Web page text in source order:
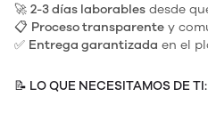
🚀 2-3 días laborables desde
📋 Proceso transparente y
✅ Entrega garantizada en el
📝 LO QUE NECESITAMOS DE TI: